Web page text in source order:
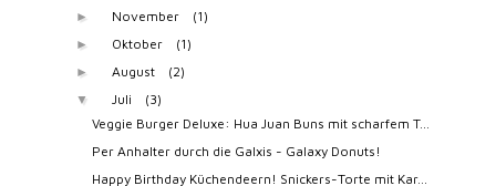
► November (1)
► Oktober (1)
► August (2)
▼ Juli
(3)
Veggie Burger Deluxe: Hua Juan Buns mit scharfem T...
Per Anhalter durch die Galxis - Galaxy Donuts!
Happy Birthday Küchendeern! Snickers-Torte mit Kar...